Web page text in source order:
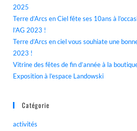
2025
Terre d’Arcs en Ciel fête ses 10ans à
l’AG 2023 !
Terre d’Arcs en ciel vous souhiate une
2023 !
Vitrine des fêtes de fin d’année à la
Exposition à l’espace Landowski
Catégorie
activités